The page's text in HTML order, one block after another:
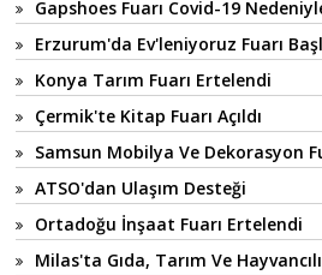
Gapshoes Fuarı Covid-19
Erzurum'da Ev'leniyoruz Fuarı
Konya Tarım Fuarı Ertelendi
Çermik'te Kitap Fuarı Açıldı
Samsun Mobilya Ve Dekorasyon
ATSO'dan Ulaşım Desteği
Ortadoğu İnşaat Fuarı Ertelendi
Milas'ta Gıda, Tarım Ve